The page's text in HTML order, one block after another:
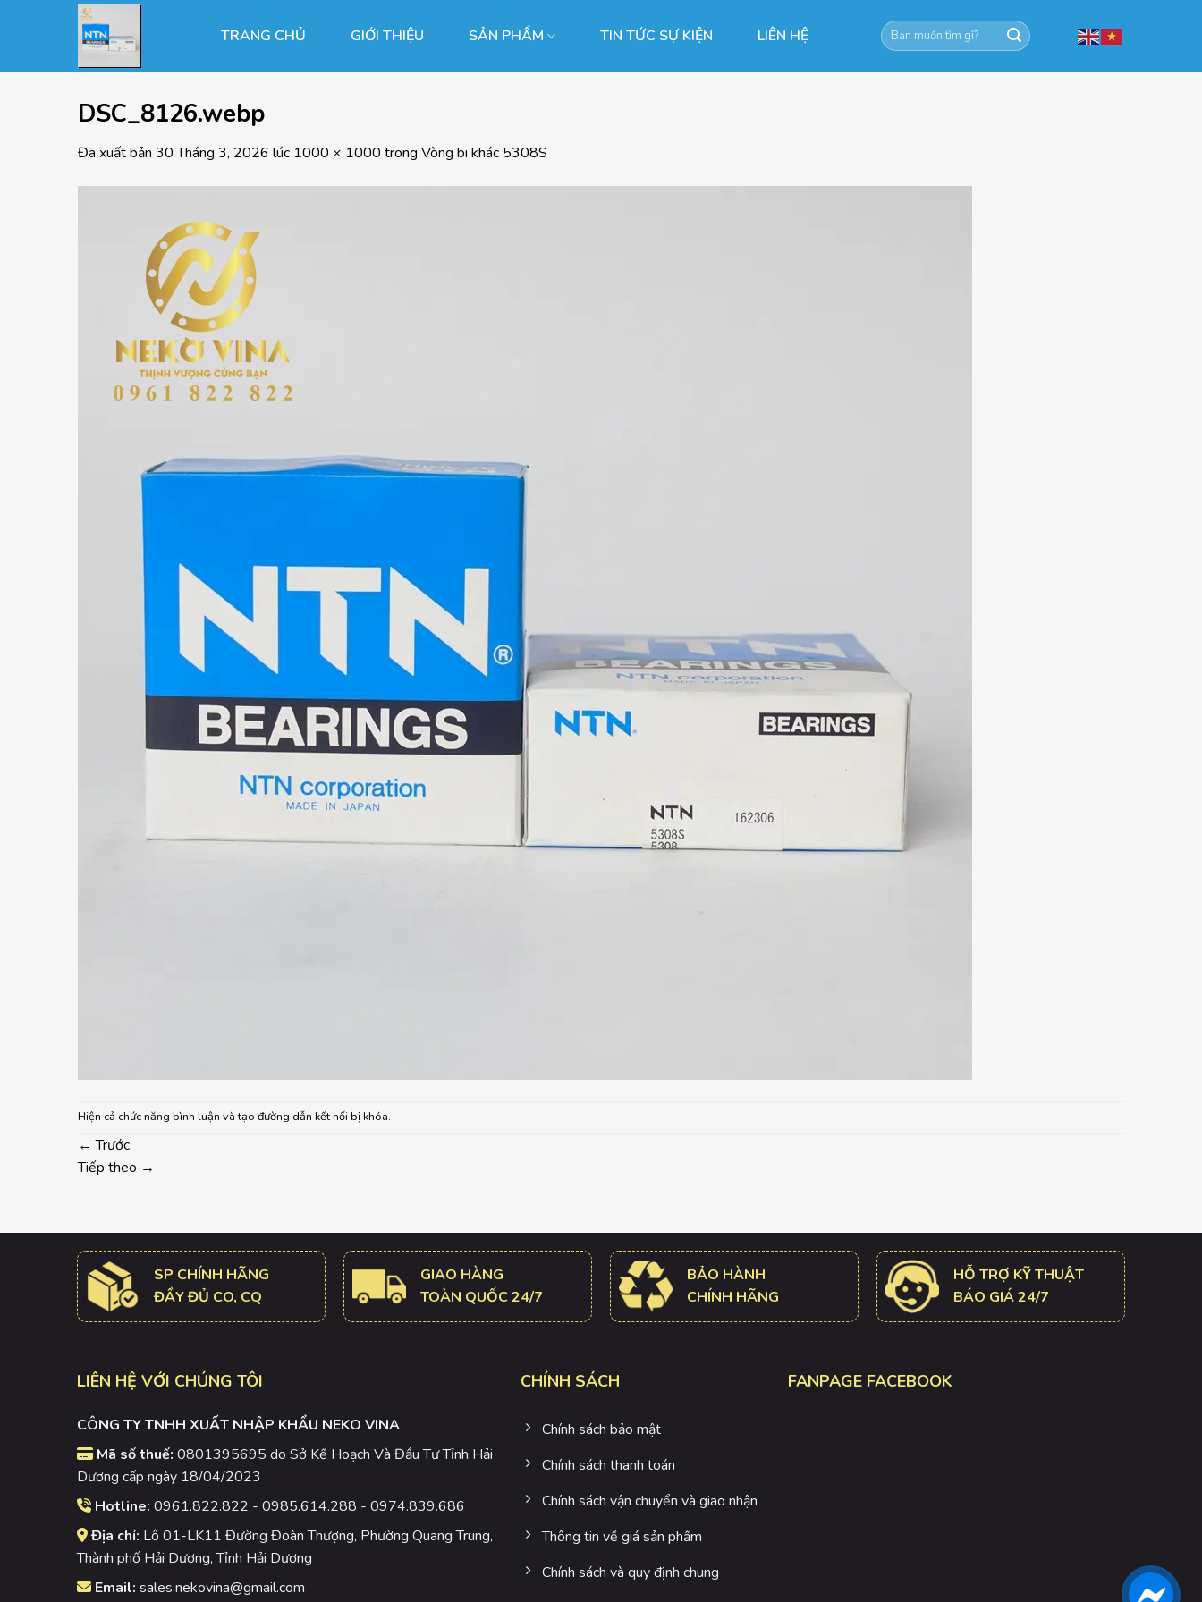
dung
TRANG CHỦ GIỚI THIỆU SẢN PHẨM TIN TỨC SỰ KIỆN LIÊN HỆ
Tìm
kiếm:
DSC_8126.webp
Đã xuất bản 30 Tháng 3, 2026 lúc 1000 × 1000 trong Vòng bi khác 5308S
Hiện cả chức năng bình luận và tạo đường dẫn kết nối bị khóa.
← Trước
Tiếp theo →
SP CHÍNH HÃNG
ĐẦY ĐỦ CO, CQ
GIAO HÀNG
TOÀN QUỐC 24/7
BẢO HÀNH
CHÍNH HÃNG
HỖ TRỢ KỸ THUẬT
BÁO GIÁ 24/7
LIÊN HỆ VỚI CHÚNG TÔI
CÔNG TY TNHH XUẤT NHẬP KHẨU NEKO VINA
Mã số thuế: 0801395695 do Sở Kế Hoạch Và Đầu Tư Tỉnh Hải
Dương cấp ngày 18/04/2023
Hotline: 0961.822.822 - 0985.614.288 - 0974.839.686
Địa chỉ: Lô 01-LK11 Đường Đoàn Thượng, Phường Quang Trung,
Thành phố Hải Dương, Tỉnh Hải Dương
Email: sales.nekovina@gmail.com
CHÍNH SÁCH
Chính sách bảo mật
Chính sách thanh toán
Chính sách vận chuyển và giao nhận
Thông tin về giá sản phẩm
Chính sách và quy định chung
FANPAGE FACEBOOK